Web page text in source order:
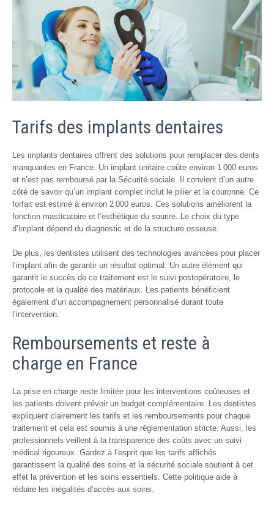
Tarifs des implants dentaires
Les implants dentaires offrent des solutions pour remplacer des dents
manquantes en France. Un implant unitaire coûte environ 1 000 euros
et n’est pas remboursé par la Sécurité sociale. Il convient d’un autre
côté de savoir qu’un implant complet inclut le pilier et la couronne. Ce
forfait est estimé à environ 2 000 euros. Ces solutions améliorent la
fonction masticatoire et l’esthétique du sourire. Le choix du type
d’implant dépend du diagnostic et de la structure osseuse.
De plus, les dentistes utilisent des technologies avancées pour placer
l’implant afin de garantir un résultat optimal. Un autre élément qui
garantit le succès de ce traitement est le suivi postopératoire, le
protocole et la qualité des matériaux. Les patients bénéficient
également d’un accompagnement personnalisé durant toute
l’intervention.
Remboursements et reste à
charge en France
La prise en charge reste limitée pour les interventions coûteuses et
les patients doivent prévoir un budget complémentaire. Les dentistes
expliquent clairement les tarifs et les remboursements pour chaque
traitement et cela est soumis à une réglementation stricte. Aussi, les
professionnels veillent à la transparence des coûts avec un suivi
médical rigoureux. Gardez à l’esprit que les tarifs affichés
garantissent la qualité des soins et la sécurité sociale soutient à cet
effet la prévention et les soins essentiels. Cette politique aide à
réduire les inégalités d’accès aux soins.